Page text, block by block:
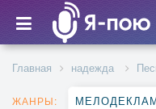
Главная надежда
ЖАНРЫ: